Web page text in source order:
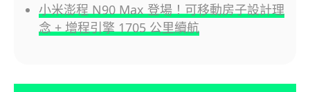
小米澎程 N90 Max 登場！可移動房子設計理
念 + 增程引擎 1705 公里續航